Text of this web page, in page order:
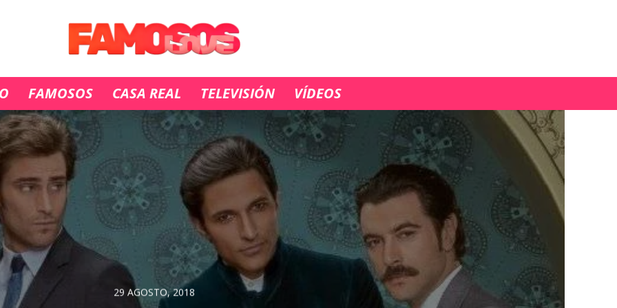
FAMOSOS CASA REAL TELEVISIÓN VÍDEOS
29 AGOSTO, 2018